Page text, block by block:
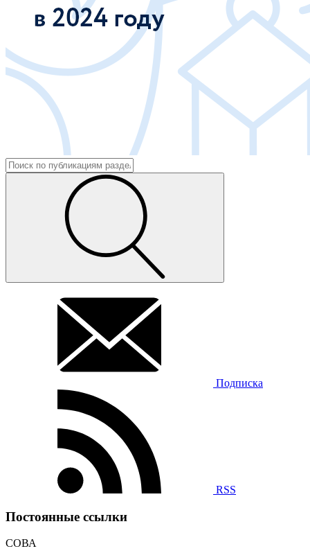
Подписка
RSS
Постоянные ссылки
СОВА